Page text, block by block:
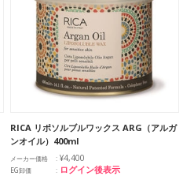
RICA リポソルブルワックス ARG（アルガ
ンオイル）400ml
メーカー価格 ¥4,400
EG卸価 ログイン後表示